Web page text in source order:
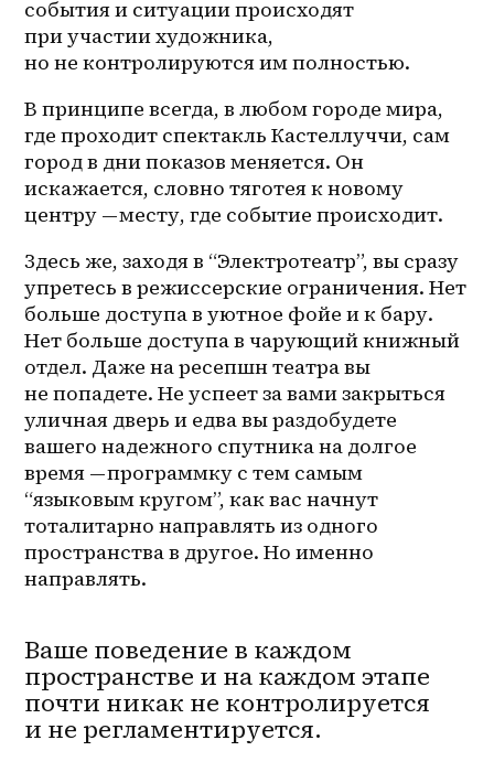
события и ситуации происходят
при участии художника,
но не контролируются им полностью.
В принципе всегда, в любом городе мира,
где проходит спектакль Кастеллуччи, сам
город в дни показов меняется. Он
искажается, словно тяготея к новому
центру — месту, где событие происходит.
Здесь же, заходя в “Электротеатр”, вы сразу
упретесь в режиссерские ограничения. Нет
больше доступа в уютное фойе и к бару.
Нет больше доступа в чарующий книжный
отдел. Даже на ресепшн театра вы
не попадете. Не успеет за вами закрыться
уличная дверь и едва вы раздобудете
вашего надежного спутника на долгое
время — программку с тем самым
“языковым кругом”, как вас начнут
тоталитарно направлять из одного
пространства в другое. Но именно
направлять.
Ваше поведение в каждом
пространстве и на каждом этапе
почти никак не контролируется
и не регламентируется.